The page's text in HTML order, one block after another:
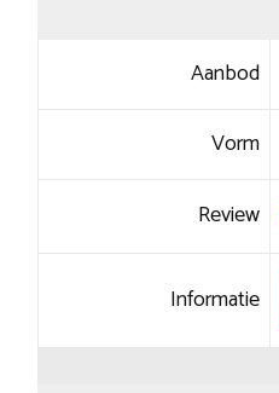
Aanbod
Vorm
Review
Informatie